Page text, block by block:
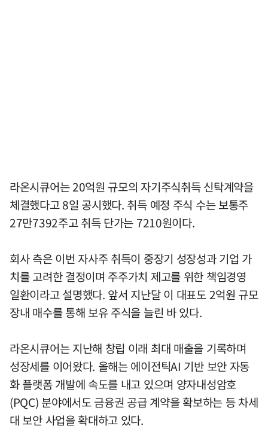
라온시큐어는 20억원 규모의 자기주식취득 신탁계약을
체결했다고 8일 공시했다. 취득 예정 주식 수는 보통주
27만7392주고 취득 단가는 7210원이다.
회사 측은 이번 자사주 취득이 중장기 성장성과 기업 가
치를 고려한 결정이며 주주가치 제고를 위한 책임경영
일환이라고 설명했다. 앞서 지난달 이 대표도 2억원 규모
장내 매수를 통해 보유 주식을 늘린 바 있다.
라온시큐어는 지난해 창립 이래 최대 매출을 기록하며
성장세를 이어왔다. 올해는 에이전틱AI 기반 보안 자동
화 플랫폼 개발에 속도를 내고 있으며 양자내성암호
(PQC) 분야에서도 금융권 공급 계약을 확보하는 등 차세
대 보안 사업을 확대하고 있다.